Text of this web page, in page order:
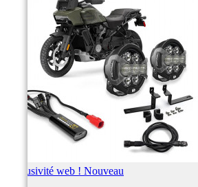
Exclusivité web ! Nouveau